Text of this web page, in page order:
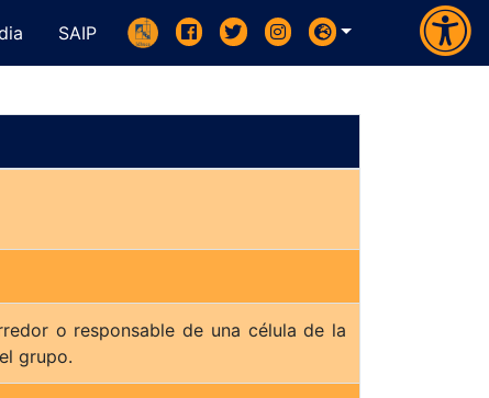
SAIP
o responsable de una célula de la
grupo.